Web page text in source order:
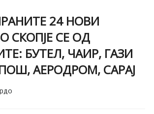
24 НОВИ
СКОПЈЕ СЕ ОД
БУТЕЛ, ЧАИР, ГАЗИ
АЕРОДРОМ, САРАЈ